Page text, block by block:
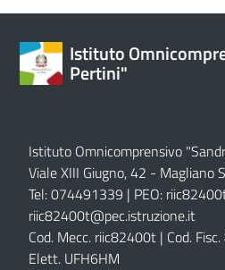
Istituto
Pertini"
Istituto Omnicomprensivo
Viale XIII Giugno, 42 - Magliano
Tel: 074491339 | PEO:
riic82400t@pec.istruzione.it
Cod. Mecc. riic82400t | Cod.
Elett. UFH6HM